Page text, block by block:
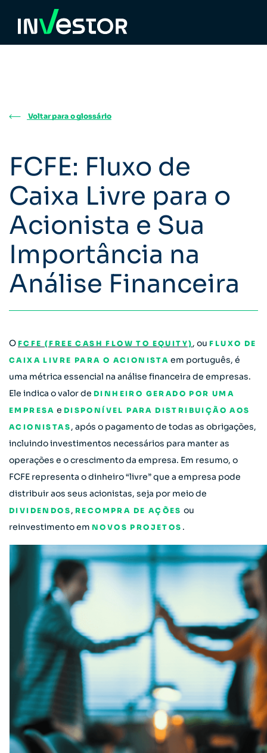
Voltar para o glossário
FCFE: Fluxo de
Caixa Livre para o
Acionista e Sua
Importância na
Análise Financeira
O FCFE (FREE CASH FLOW TO EQUITY) , ouFLUXO DE
CAIXA LIVRE PARA O ACIONISTA em português, é
uma métrica essencial na análise financeira de empresas.
Ele indica o valor de DINHEIRO GERADO POR UMA
EMPRESA e DISPONÍVEL PARA DISTRIBUIÇÃO AOS
ACIONISTAS , após o pagamento de todas as obrigações,
incluindo investimentos necessários para manter as
operações e o crescimento da empresa. Em resumo, o
FCFE representa o dinheiro “livre” que a empresa pode
distribuir aos seus acionistas, seja por meio de
DIVIDENDOS , RECOMPRA DE AÇÕES ou
reinvestimento em NOVOS PROJETOS .